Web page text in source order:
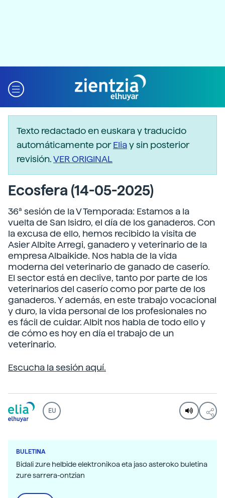
Texto redactado en euskara y traducido
automáticamente porEliay sin posterior
revisión.VER ORIGINAL
Ecosfera (14-05-2025)
36ª sesión de la V Temporada: Estamos a la
vuelta de San Isidro, el día de los ganaderos. Con
la excusa de ello, hemos recibido la visita de
Asier Albite Arregi, ganadero y veterinario de la
empresa Albaikide. Nos habla de la vida
moderna del veterinario de ganado de caserío.
El sector está en declive, tanto por parte de los
veterinarios del caserío como por parte de los
ganaderos. Y además, en este trabajo vocacional
y duro, la vida personal de los profesionales no
es fácil de cuidar. Albit nos habla de todo ello y
de cómo es hoy en día el trabajo de un
veterinario.
Escucha la sesión aquí.
EU
BULETINA
Bidali zure helbide elektronikoa eta jaso asteroko buletina
zure sarrera-ontzian